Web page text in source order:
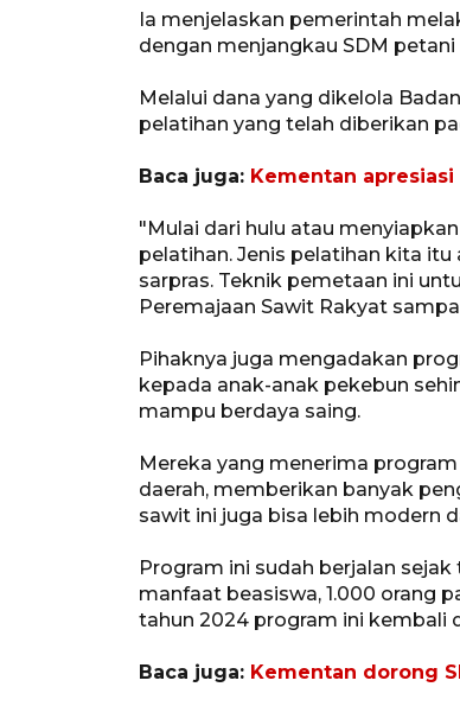
Ia menjelaskan pemerintah
dengan menjangkau SDM petani
Melalui dana yang dikelola
pelatihan yang telah diberikan
Baca juga: Kementan
"Mulai dari hulu atau
pelatihan. Jenis pelatihan kita itu
sarpras. Teknik pemetaan ini
Peremajaan Sawit Rakyat
Pihaknya juga mengadakan
kepada anak-anak pekebun
mampu berdaya saing.
Mereka yang menerima
daerah, memberikan banyak
sawit ini juga bisa lebih modern
Program ini sudah berjalan
manfaat beasiswa, 1.000 orang
tahun 2024 program ini kembali
Baca juga: Kementan dorong